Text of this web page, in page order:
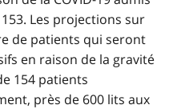
Les projections sur
de patients qui seront
en raison de la gravité
154 patients
près de 600 lits aux